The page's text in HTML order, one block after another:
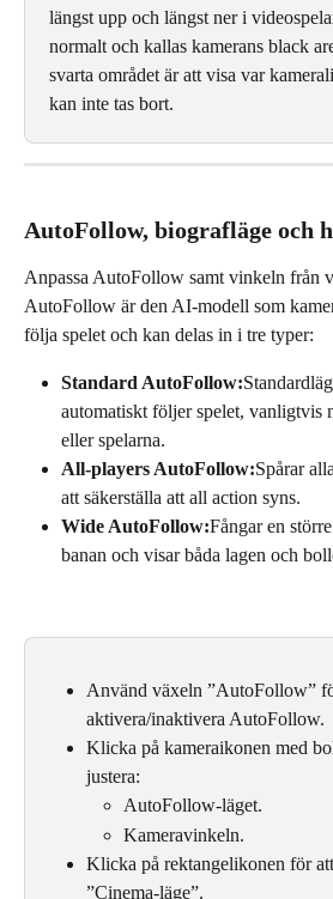
längst upp och längst ner i
normalt och kallas kamerans black
svarta området är att visa var
kan inte tas bort.
AutoFollow, biografläge och
Anpassa AutoFollow samt vinkeln från
AutoFollow är den AI-modell som
följa spelet och kan delas in i tre typer:
Standard AutoFollow:
automatiskt följer spelet, vanligtvis
eller spelarna.
All-players AutoFollow:Spårar
att säkerställa att all action syns.
Wide AutoFollow:Fångar en
banan och visar båda lagen och
Använd växeln ”AutoFollow”
aktivera/inaktivera AutoFollow.
Klicka på kameraikonen med
justera:
AutoFollow-läget.
Kameravinkeln.
Klicka på rektangelikonen för
”Cinema-läge”.